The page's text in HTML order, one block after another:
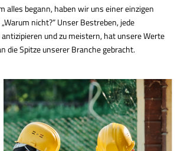
alles begann, haben wir uns einer einzigen
nicht?“ Unser Bestreben, jede
und zu meistern, hat unsere Werte
die Spitze unserer Branche gebracht.